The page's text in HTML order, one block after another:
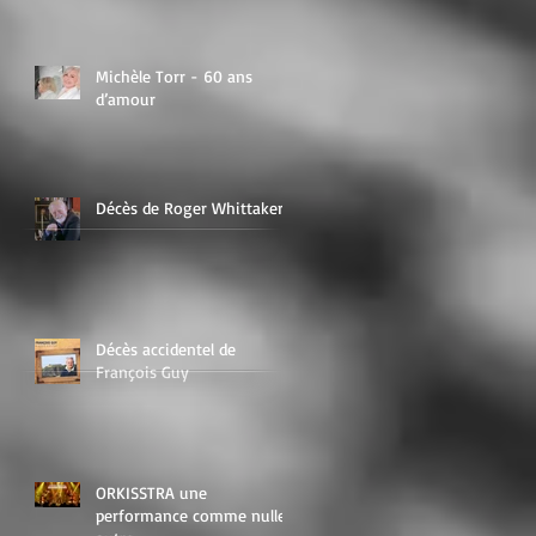
Michèle Torr - 60 ans
d’amour
Décès de Roger Whittaker
Décès accidentel de
François Guy
ORKISSTRA une
performance comme nulle